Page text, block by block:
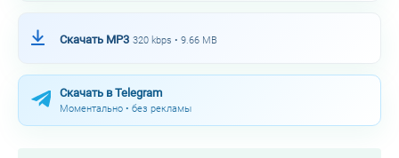
Скачать MP3 320 kbps • 9.66 MB
Скачать в Telegram
Моментально • без рекламы